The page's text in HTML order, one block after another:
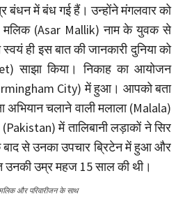
बंधन में बंध गई हैं। उन्होंने मंगलवार को
(Asar Mallik) नाम के युवक से
ही इस बात की जानकारी दुनिया को
साझा किया। निकाह का आयोजन
City) में हुआ। आपको बता
अभियान चलाने वाली मलाला (Malala)
(Pakistan) में तालिबानी लड़ाकों ने सिर
बाद से उनका उपचार ब्रिटेन में हुआ और
उनकी उम्र महज 15 साल की थी।
और परिवारीजन के साथ